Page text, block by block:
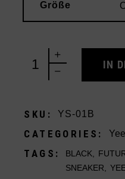
Größe
Yeezy Slide YS-01
IN
SKU: YS-01B
CATEGORIES:
TAGS: BLACK,
SNEAKER,